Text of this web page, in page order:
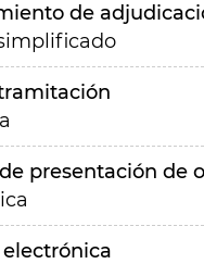
de
presentación de